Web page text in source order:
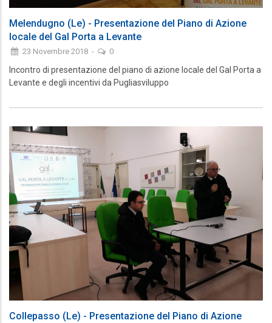
Melendugno (Le) - Presentazione del Piano di Azione
locale del Gal Porta a Levante
23 Novembre 2018 - 0
Incontro di presentazione del piano di azione locale del Gal Porta a
Levante e degli incentivi da Pugliasviluppo
Collepasso (Le) - Presentazione del Piano di Azione